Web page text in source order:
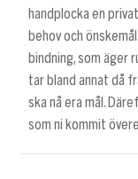
handplocka en
behov och
bindning, som äger
tar bland annat då
ska nå era mål.
som ni kommit